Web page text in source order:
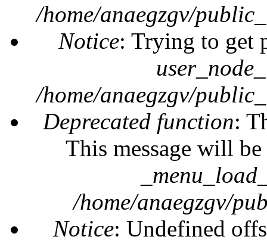
/home/anaegzgv/
Notice: Trying to get
/home/anaegzgv/
Deprecated function:
This message will
/home/anaegzgv/
Notice: Undefined